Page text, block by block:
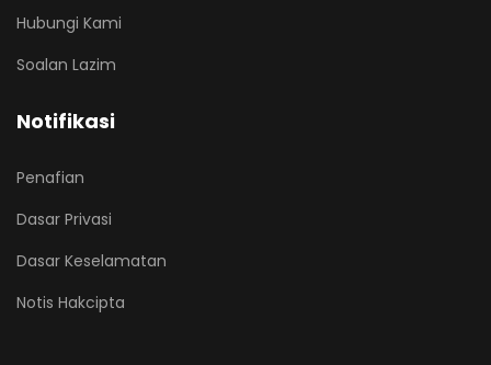
Hubungi Kami
Soalan Lazim
Notifikasi
Penafian
Dasar Privasi
Dasar Keselamatan
Notis Hakcipta